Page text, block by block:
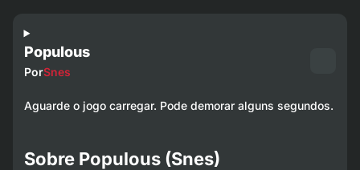
Populous
PorSnes
Aguarde o jogo carregar. Pode demorar alguns segundos.
Sobre Populous (Snes)